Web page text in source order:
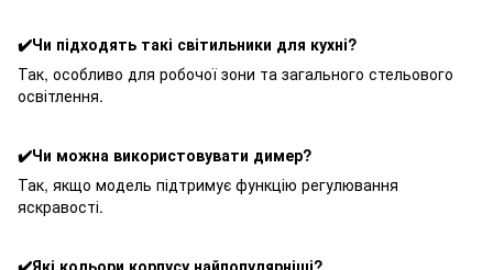
✔️Чи підходять такі світильники для кухні?
Так, особливо для робочої зони та загального стельового
освітлення.
✔️Чи можна використовувати димер?
Так, якщо модель підтримує функцію регулювання
яскравості.
✔️Які кольори корпусу найпопулярніші?